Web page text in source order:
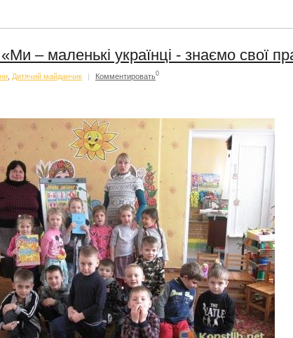
– маленькі українці - знаємо свої
Дитячий майданчик | Комментировать0